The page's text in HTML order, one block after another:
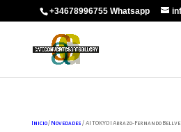
+34678996755 Whatsapp
Inicio/ Novedades / AI TOKYO I Abrazo-Fernando